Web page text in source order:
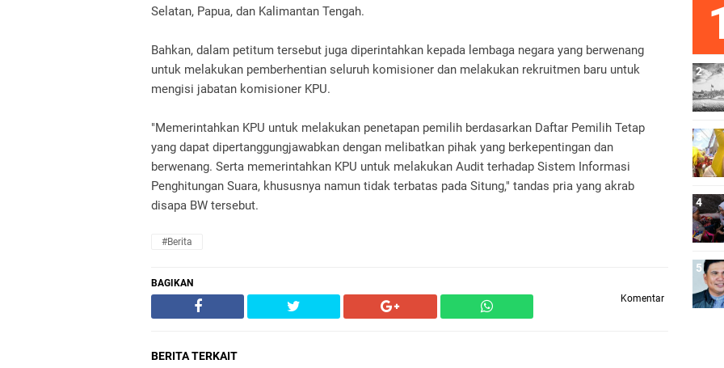
Selatan, Papua, dan Kalimantan Tengah.
Bahkan, dalam petitum tersebut juga diperintahkan kepada lembaga negara yang berwenang
untuk melakukan pemberhentian seluruh komisioner dan melakukan rekruitmen baru untuk
mengisi jabatan komisioner KPU.
"Memerintahkan KPU untuk melakukan penetapan pemilih berdasarkan Daftar Pemilih Tetap
yang dapat dipertanggungjawabkan dengan melibatkan pihak yang berkepentingan dan
berwenang. Serta memerintahkan KPU untuk melakukan Audit terhadap Sistem Informasi
Penghitungan Suara, khususnya namun tidak terbatas pada Situng," tandas pria yang akrab
disapa BW tersebut.
#Berita
BAGIKAN
Komentar
BERITA TERKAIT